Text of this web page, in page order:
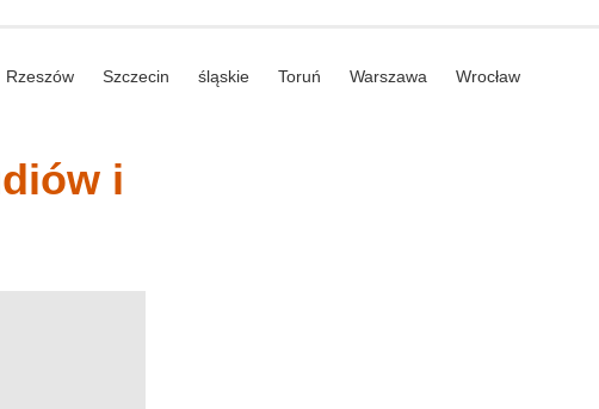
Rzeszów Szczecin śląskie Toruń Warszawa Wrocław
i